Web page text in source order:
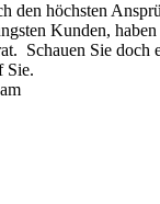
den höchsten
Kunden,
Schauen Sie doch
Sie.